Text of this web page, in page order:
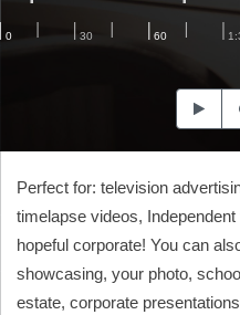
Perfect for: television
timelapse videos,
hopeful corporate! You can
showcasing, your photo,
estate, corporate